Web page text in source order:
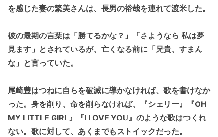
を感じた妻の繁美さんは、長男の裕哉を連れて渡米した。
彼の最期の言葉は「勝てるかな？」「さようなら 私は夢
見ます」とされているが、亡くなる前に「兄貴、すまん
な」と言っていた。
尾崎豊はつねに自らを破滅に導かなければ、歌を書けなか
った。身を削り、命を削らなければ、『シェリー』『OH
MY LITTLE GIRL』『I LOVE YOU』のような歌はつくれ
ない。歌に対して、あくまでもストイックだった。